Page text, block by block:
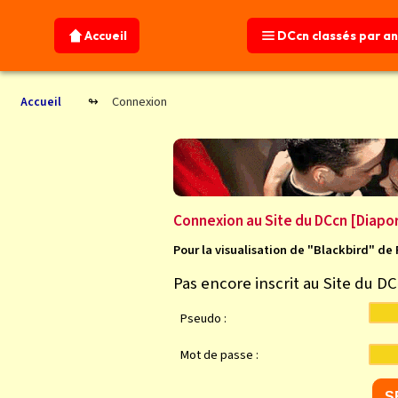
Accueil DCcn classés par
Accueil Connexion
Accueil DCcn classés par
Connexion au Site du DCcn
Pour la visualisation de "Blackbird" de
Pas encore inscrit au Site du
Pseudo :
Mot de passe :